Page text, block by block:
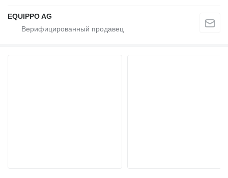
EQUIPPO AG